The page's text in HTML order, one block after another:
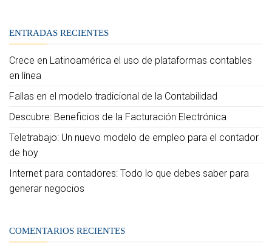
ENTRADAS RECIENTES
Crece en Latinoamérica el uso de plataformas contables
en línea
Fallas en el modelo tradicional de la Contabilidad
Descubre: Beneficios de la Facturación Electrónica
Teletrabajo: Un nuevo modelo de empleo para el contador
de hoy
Internet para contadores: Todo lo que debes saber para
generar negocios
COMENTARIOS RECIENTES